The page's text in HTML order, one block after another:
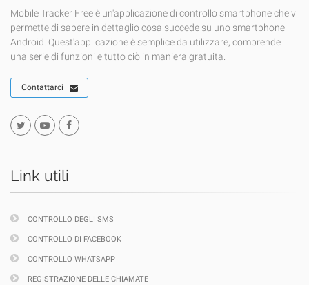
Mobile Tracker Free è un'applicazione di controllo smartphone che vi
permette di sapere in dettaglio cosa succede su uno smartphone
Android. Quest'applicazione è semplice da utilizzare, comprende
una serie di funzioni e tutto ciò in maniera gratuita.
Contattarci
Link utili
CONTROLLO DEGLI SMS
CONTROLLO DI FACEBOOK
CONTROLLO WHATSAPP
REGISTRAZIONE DELLE CHIAMATE